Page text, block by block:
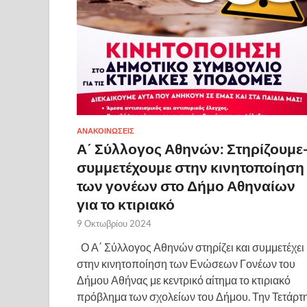
ΑΝΑΚΟΙΝΩΣΕΙΣ
Α΄ Σύλλογος Αθηνών:
συμμετέχουμε στην κινητοποίηση
των γονέων στο Δήμο Αθηναίων
για το κτιριακό
9 Οκτωβρίου 2024
Ο Α΄ Σύλλογος Αθηνών στηρίζει και συμμετέχει
στην κινητοποίηση των Ενώσεων Γονέων του
Δήμου Αθήνας με κεντρικό αίτημα το κτιριακό
πρόβλημα των σχολείων του Δήμου. Την